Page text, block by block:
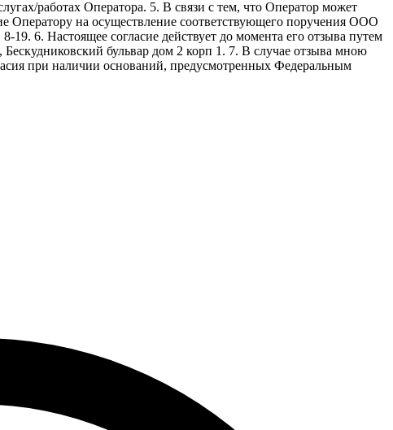
работах Оператора. 5. В связи с тем, что Оператор может
Оператору на осуществление соответствующего поручения ООО
6. Настоящее согласие действует до момента его отзыва путем
бульвар дом 2 корп 1. 7. В случае отзыва мною
при наличии оснований, предусмотренных Федеральным